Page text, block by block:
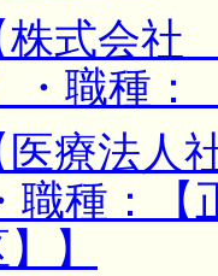
株式会
・職種：
医療法人
職種：【
】